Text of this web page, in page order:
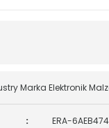
Marka Elektronik
: ERA-